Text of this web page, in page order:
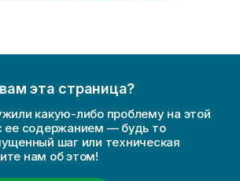
эта страница?
какую-либо проблему на этой
ее содержанием — будь то
шаг или техническая
нам об этом!